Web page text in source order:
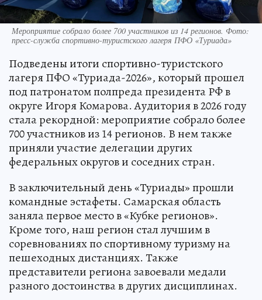
Мероприятие собрало более 700 участников из 14 регионов. Фото:
пресс-служба спортивно-туристского лагеря ПФО «Туриада»
Подведены итоги спортивно-туристского
лагеря ПФО «Туриада-2026», который прошел
под патронатом полпреда президента РФ в
округе Игоря Комарова. Аудитория в 2026 году
стала рекордной: мероприятие собрало более
700 участников из 14 регионов. В нем также
приняли участие делегации других
федеральных округов и соседних стран.
В заключительный день «Туриады» прошли
командные эстафеты. Самарская область
заняла первое место в «Кубке регионов».
Кроме того, наш регион стал лучшим в
соревнованиях по спортивному туризму на
пешеходных дистанциях. Также
представители региона завоевали медали
разного достоинства в других дисциплинах.